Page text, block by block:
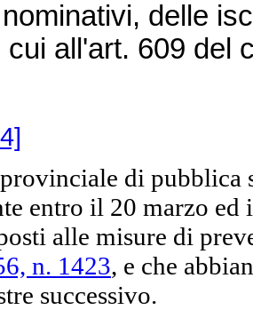
delle
cui all'art. 609 del
di pubblica
entro il 20 marzo
alle misure di
n. 1423, e che
successivo.